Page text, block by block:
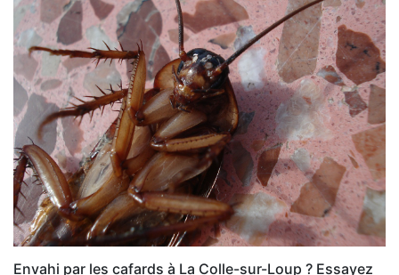
Envahi par les cafards à La Colle-sur-Loup ? Essayez